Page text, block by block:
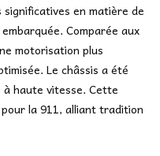
significatives en matière de
Comparée aux
motorisation plus
Le châssis a été
haute vitesse. Cette
la 911, alliant tradition